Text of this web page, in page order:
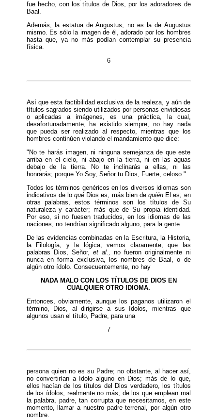
fue hecho, con los títulos de Dios, por los adoradores de
Baal.
Además, la estatua de Augustus; no es la de Augustus
mismo. Es sólo la imagen de él, adorado por los hombres
hasta que, ya no más podían contemplar su presencia
física.
6
Así que esta factibilidad exclusiva de la realeza, y aún de
títulos sagrados siendo utilizados por personas envidiosas
o aplicadas a imágenes, es una práctica, la cual,
desafortunadamente, ha existido siempre, no hay nada
que pueda ser realizado al respecto, mientras que los
hombres continúen violando el mandamiento que dice:
"No te harás imagen, ni ninguna semejanza de que este
arriba en el cielo, ni abajo en la tierra, ni en las aguas
debajo de la tierra. No te inclinarás a ellas, ni las
honrarás; porque Yo Soy, Señor tu Dios, Fuerte, celoso."
Todos los términos genéricos en los diversos idiomas son
indicativos de lo qué Dios es, más bien de quién El es; en
otras palabras, estos términos son los títulos de Su
naturaleza y carácter; más que de Su propia identidad.
Por eso, si no fuesen traducidos, en los idiomas de las
naciones, no tendrían significado alguno, para la gente.
De las evidencias combinadas en la Escritura, la Historia,
la Filología, y la lógica; vemos claramente, que las
palabras Dios, Señor, et al.,
no fueron originalmente ni
nunca en forma exclusiva, los nombres de Baal, o de
algún otro ídolo. Consecuentemente, no hay
NADA MALO CON LOS TÍTULOS DE DIOS EN
CUALQUIER OTRO IDIOMA.
Entonces, obviamente, aunque los paganos utilizaron el
término, Dios, al dirigirse a sus ídolos, mientras que
algunos usan el título, Padre, para una
7
persona quien no es su Padre; no obstante, al hacer así,
no convertirían a ídolo alguno en Dios; más de lo que,
ellos hacían de los títulos del Dios verdadero, los títulos
de los ídolos, realmente no más; de los que emplean mal
la palabra, padre, tan corrupta que necesitamos, en este
momento, llamar a nuestro padre terrenal, por algún otro
nombre.